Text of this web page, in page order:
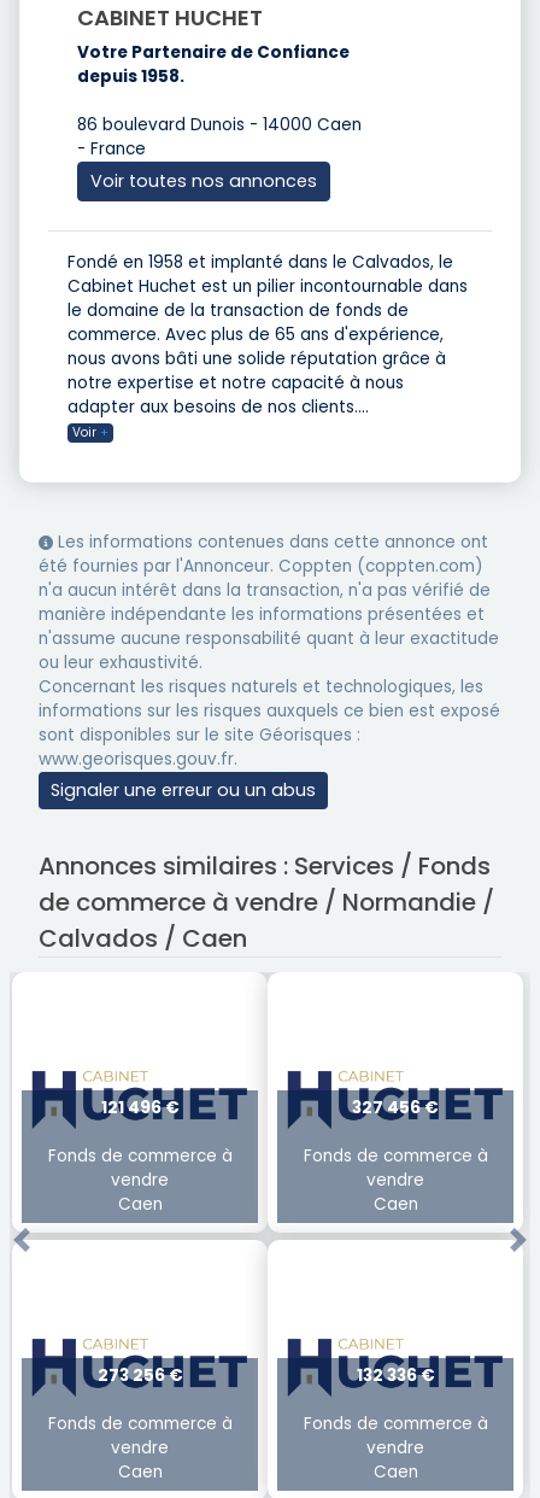
CABINET HUCHET
Votre Partenaire de Confiance
depuis 1958.
86 boulevard Dunois - 14000 Caen
- France
Voir toutes nos annonces
Fondé en 1958 et implanté dans le Calvados, le
Cabinet Huchet est un pilier incontournable dans
le domaine de la transaction de fonds de
commerce. Avec plus de 65 ans d'expérience,
nous avons bâti une solide réputation grâce à
notre expertise et notre capacité à nous
adapter aux besoins de nos clients....
Voir +
Les informations contenues dans cette annonce ont
été fournies par l'Annonceur. Coppten (coppten.com)
n'a aucun intérêt dans la transaction, n'a pas vérifié de
manière indépendante les informations présentées et
n'assume aucune responsabilité quant à leur exactitude
ou leur exhaustivité.
Concernant les risques naturels et technologiques, les
informations sur les risques auxquels ce bien est exposé
sont disponibles sur le site Géorisques :
www.georisques.gouv.fr.
Signaler une erreur ou un abus
Annonces similaires : Services / Fonds
de commerce à vendre / Normandie /
Calvados / Caen
121 496 €
Fonds de commerce à
vendre
Caen
327 456 €
Fonds de commerce à
vendre
Caen
273 256 €
Fonds de commerce à
vendre
Caen
132 336 €
Fonds de commerce à
vendre
Caen
Previous